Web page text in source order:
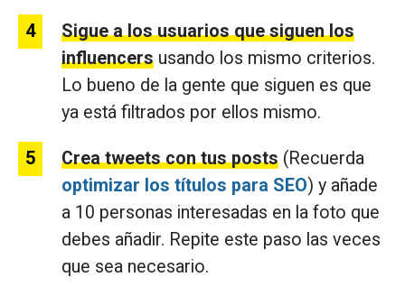
Sigue a los usuarios que siguen los
influencers usando los mismo criterios.
Lo bueno de la gente que siguen es que
ya está filtrados por ellos mismo.
Crea tweets con tus posts (Recuerda
optimizar los títulos para SEO) y añade
a 10 personas interesadas en la foto que
debes añadir. Repite este paso las veces
que sea necesario.